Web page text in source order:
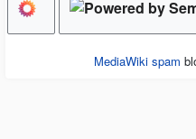
MediaWiki spam